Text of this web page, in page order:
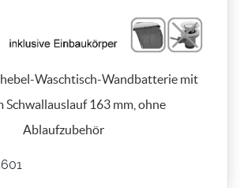
Waschtisch-Wandbatterie mit
Schwallauslauf 163 mm, ohne
Ablaufzubehör